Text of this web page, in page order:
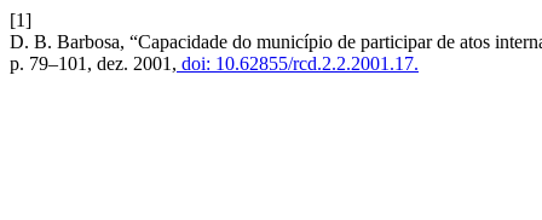
[1]
D. B. Barbosa, “Capacidade do município de participar de atos
p. 79–101, dez. 2001, doi: 10.62855/rcd.2.2.2001.17.